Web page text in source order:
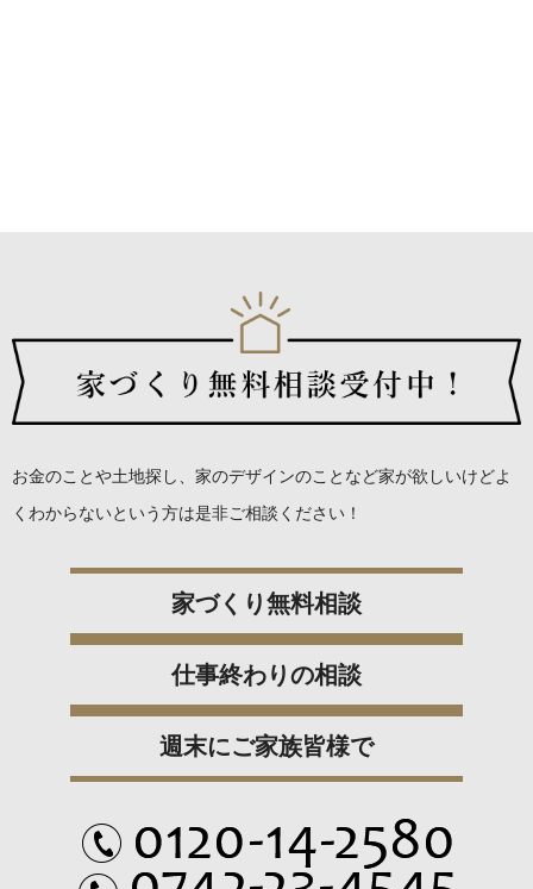
お金のことや土地探し、家のデザインのことなど家が欲しいけどよ
くわからないという方は是非ご相談ください！
家づくり無料相談
仕事終わりの相談
週末にご家族皆様で